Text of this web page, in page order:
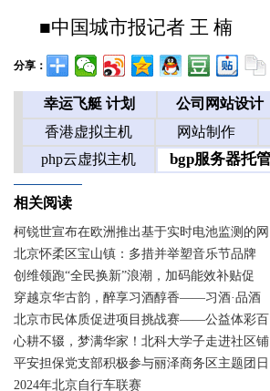
■中国城市报记者 王 楠
分享：
相关阅读
柯锐世宣布在欧洲推出基于实时电池监测的网
北京怀柔区宝山镇：多措并举塑音乐节品牌
创维领跑“全民换新”浪潮，加码能效补贴促
穿越京华古韵，醉享习酒醇香——习酒·品酒
北京市民体质促进项目挑战赛——公益体彩百
心耕不辍，梦满华家！北科大学子走进社区铺
平安担保党支部积极参与丽泽商务区主题团日
2024年北京自行车联赛